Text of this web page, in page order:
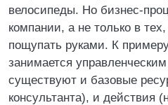
велосипеды. Но бизнес-
компании, а не только в
пощупать руками. К
занимается
существуют и базовые
консультанта), и действия